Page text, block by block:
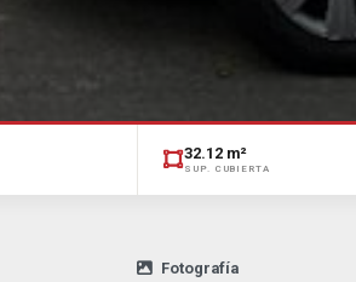
32.12 m²
SUP. CUBIERTA
Fotografía